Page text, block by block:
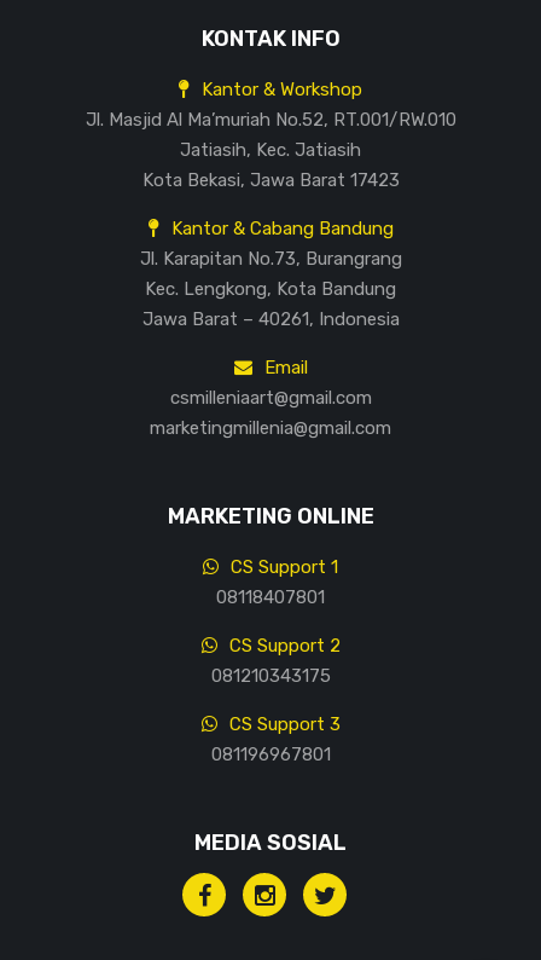
KONTAK INFO
Kantor & Workshop
Jl. Masjid Al Ma’muriah No.52, RT.001/RW.010
Jatiasih, Kec. Jatiasih
Kota Bekasi, Jawa Barat 17423
Kantor & Cabang Bandung
Jl. Karapitan No.73, Burangrang
Kec. Lengkong, Kota Bandung
Jawa Barat – 40261, Indonesia
Email
csmilleniaart@gmail.com
marketingmillenia@gmail.com
MARKETING ONLINE
CS Support 1
08118407801
CS Support 2
081210343175
CS Support 3
081196967801
MEDIA SOSIAL